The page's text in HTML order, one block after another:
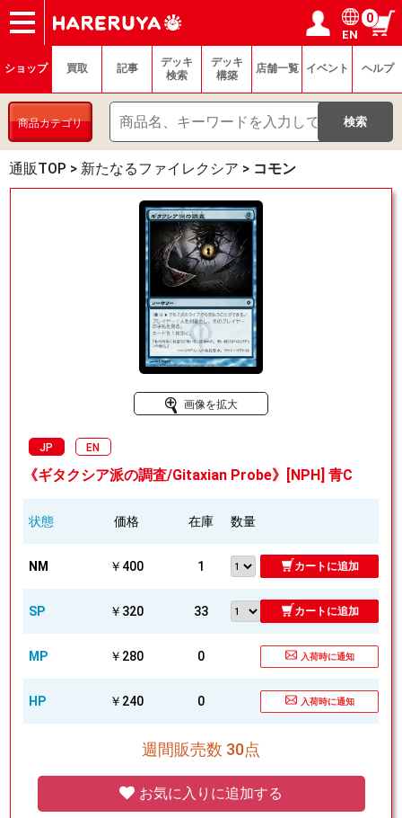
ショップ
買取
記事
デッキ検索
デッキ構築
選手一覧
店舗一覧
イベント
ヘルプ
お問い合わせ ログイン／会員登録
マイページ
EN
0
ショップ 買取 記事
デッキ
検索
デッキ
構築
店舗一覧 イベント ヘルプ
商品カテゴリ
通販TOP > 新たなるファイレクシア > コモン
画像を拡大
JP EN
《ギタクシア派の調査/Gitaxian Probe》[NPH] 青C
状態 価格 在庫 数量
NM ￥400 1 カートに追加
SP ￥320 33 カートに追加
MP ￥280 0 入荷時に通知
HP ￥240 0 入荷時に通知
週間販売数 30点
お気に入りに追加する